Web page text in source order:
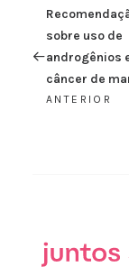
sobre uso de
androgênios
câncer de
ANTERIOR